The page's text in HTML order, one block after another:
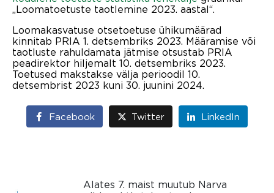
„Loomatoetuste taotlemine 2023. aastal“.
Loomakasvatuse otsetoetuse ühikumäärad
kinnitab PRIA 1. detsembriks 2023. Määramise või
taotluste rahuldamata jätmise otsustab PRIA
peadirektor hiljemalt 10. detsembriks 2023.
Toetused makstakse välja perioodil 10.
detsembrist 2023 kuni 30. juunini 2024.
Facebook Twitter LinkedIn
Alates 7. maist muutub Narva